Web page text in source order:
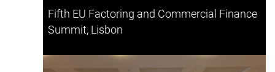
Fifth EU Factoring and Commercial Finance
Summit, Lisbon